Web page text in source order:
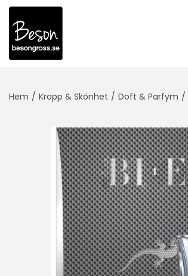
Hem / Kropp & Skönhet / Doft & Parfym /